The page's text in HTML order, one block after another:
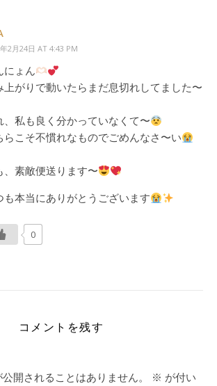
2月24日 AT 4:43 PM
にょん
上がりで動いたらまだ息切れしてました〜
、私も良く分かっていなくて〜
らこそ不慣れなものでごめんなさ〜い
、素敵便送ります〜
も本当にありがとうございます
0
コメントを残す
開されることはありません。 ※ が付い